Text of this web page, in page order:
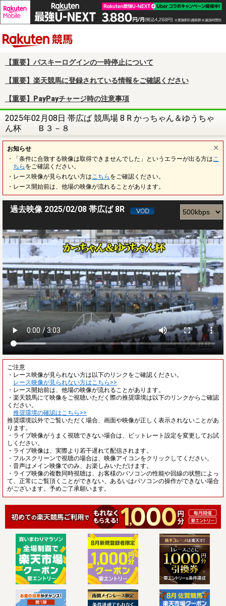
【重要】パスキーログインの一時停止について
【重要】楽天競馬に登録されている情報をご確認ください
【重要】PayPayチャージ時の注意事項
2025年02月08日 帯広ば 競馬場 8 R かっちゃん＆ゆうちゃ
ん杯 Ｂ３－８
お知らせ
・「条件に合致する映像は取得できませんでした」というエラーが出る方は こ
ちら をご確認ください。
・レース映像が見られない方は こちら をご確認ください。
・レース開始前は、他場の映像が流れることがあります。
過去映像 2025/02/08 帯広ば 8R
ご注意
・レース映像が見られない方は以下のリンクをご確認ください。
レース映像が見られない方はこちら>>
・レース開始前は、他場の映像が流れることがあります。
・楽天競馬にて映像をご視聴いただく際の推奨環境は以下のリンクからご確認
ください。
推奨環境の確認はこちら>>
推奨環境以外でご覧いただく場合、画面や映像が正しく表示されないことがあ
ります。
・ライブ映像がうまく視聴できない場合は、ビットレート設定を変更してお試
しください。
・ライブ映像は、実際より若干遅れて配信されます。
・フルスクリーンで視聴の場合は、映像アイコンをクリックしてください。
・音声はメイン映像でのみ、お楽しみいただけます。
・ライブ映像の複数同時視聴は、お客様のパソコンの性能や回線の状態によっ
て、正常にご覧頂くことができない、あるいはパソコンの操作ができない場合
がございます。予めご了承願います。